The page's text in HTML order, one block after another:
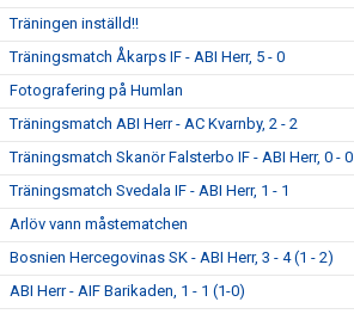
Träningen inställd!!
Träningsmatch Åkarps IF - ABI Herr, 5 - 0
Fotografering på Humlan
Träningsmatch ABI Herr - AC Kvarnby, 2 - 2
Träningsmatch Skanör Falsterbo IF - ABI Herr, 0 - 0
Träningsmatch Svedala IF - ABI Herr, 1 - 1
Arlöv vann måstematchen
Bosnien Hercegovinas SK - ABI Herr, 3 - 4 (1 - 2)
ABI Herr - AIF Barikaden, 1 - 1 (1-0)